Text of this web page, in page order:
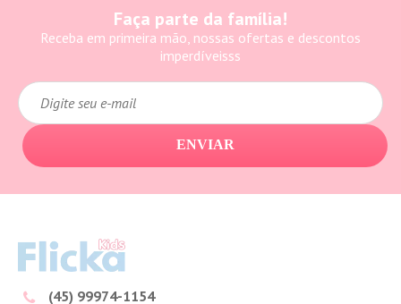
Faça parte da família!
Receba em primeira mão, nossas ofertas e descontos
imperdíveisss
ENVIAR
(45) 99974-1154